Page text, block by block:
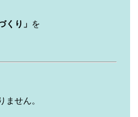
くり」 を
ません。